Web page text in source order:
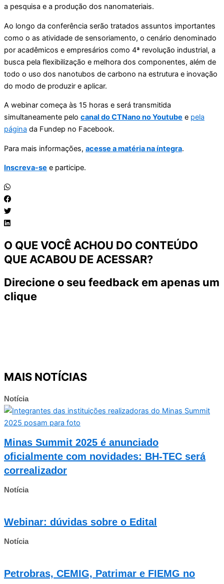
a pesquisa e a produção dos nanomateriais.
Ao longo da conferência serão tratados assuntos importantes
como o as atividade de sensoriamento, o cenário denominado
por acadêmicos e empresários como 4ª revolução industrial, a
busca pela flexibilização e melhora dos componentes, além de
todo o uso dos nanotubos de carbono na estrutura e inovação
do modo de produzir e aplicar.
A webinar começa às 15 horas e será transmitida
simultaneamente pelo canal do CTNanono Youtube e pela
página da Fundep no Facebook.
Para mais informações, acesse a matéria na íntegra.
Inscreva-se e participe.
O QUE VOCÊ ACHOU DO CONTEÚDO
QUE ACABOU DE ACESSAR?
Direcione o seu feedback em apenas um
clique
MAIS NOTÍCIAS
Notícia
Minas Summit 2025 é anunciado
oficialmente com novidades: BH-TEC será
correalizador
Notícia
Webinar: dúvidas sobre o Edital
Notícia
Petrobras, CEMIG, Patrimar e FIEMG no